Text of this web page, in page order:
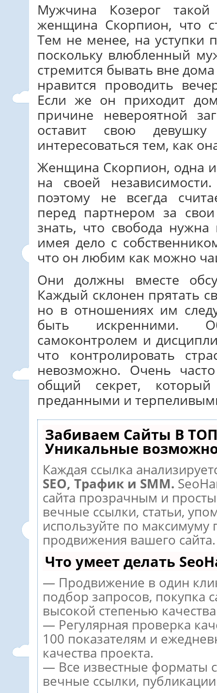
Мужчина Козерог
женщина Скорпион, что
Тем не менее, на уступки
поскольку влюбленный
стремится бывать вне
нравится проводить
Если же он приходит
причине невероятной
оставит свою
интересоваться тем, как
Женщина Скорпион, одна
на своей
поэтому не всегда
перед партнером за
знать, что свобода
имея дело с
что он любим как можно
Они должны вместе
Каждый склонен прятать
но в отношениях им
быть искренними.
самоконтролем и
что контролировать
невозможно. Очень
общий секрет,
преданными и
Забиваем Сайты В
Уникальные
Каждая ссылка
SEO, Трафик и SMM.
сайта прозрачным и
вечные ссылки, статьи,
используйте по максимуму
продвижения вашего сайта.
Что умеет делать
— Продвижение в один
подбор запросов, покупка
высокой степенью
— Регулярная проверка
100 показателям и
качества проекта.
— Все известные форматы
вечные ссылки,